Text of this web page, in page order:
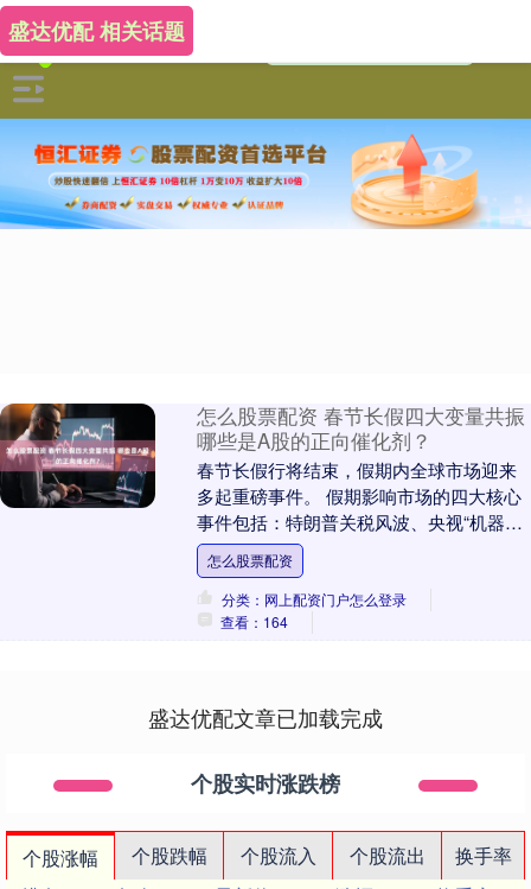
盛达优配 相关话题
怎么股票配资 春节长假四大变量共振
哪些是A股的正向催化剂？
春节长假行将结束，假期内全球市场迎来
多起重磅事件。 假期影响市场的四大核心
事件包括：特朗普关税风波、央视“机器人
+AI科技春晚”、人民币强势升值至6.89区
间，....
怎么股票配资
分类：网上配资门户怎么登录
查看：164
盛达优配文章已加载完成
个股实时涨跌榜
个股涨幅 个股跌幅 个股流入 个股流出
换手率